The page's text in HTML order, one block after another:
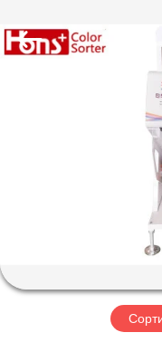
ФАБРИКИ
High-
tech
Co.,Ltd.